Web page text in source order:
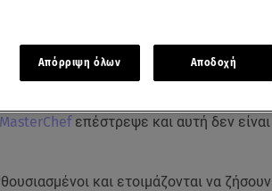
on Google
MasterChef επέστρεψε και αυτή δεν είναι
και ετοιμάζονται να ζήσουν
Απόρριψη όλων Αποδοχή